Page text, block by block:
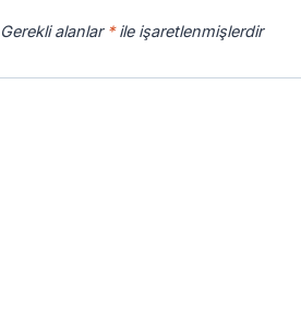
Gerekli alanlar *ile işaretlenmişlerdir